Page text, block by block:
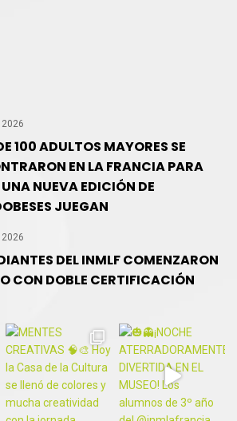
2026
100 ADULTOS MAYORES SE
EN LA FRANCIA PARA
NUEVA EDICIÓN DE
JUEGAN
2026
DEL INMLF COMENZARON
CON DOBLE CERTIFICACIÓN